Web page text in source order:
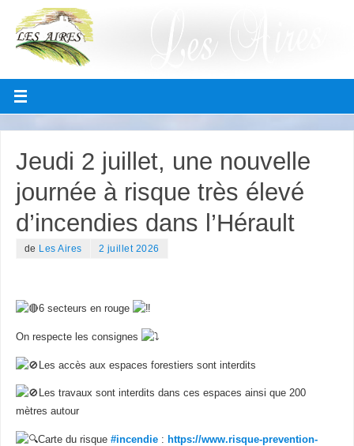
Jeudi 2 juillet, une nouvelle
journée à risque très élevé
d’incendies dans l’Hérault
de Les Aires 2 juillet 2026
6 secteurs en rouge
On respecte les consignes
Les accès aux espaces forestiers sont interdits
Les travaux sont interdits dans ces espaces ainsi que 200
mètres autour
Carte du risque #incendie: https://www.risque-prevention-